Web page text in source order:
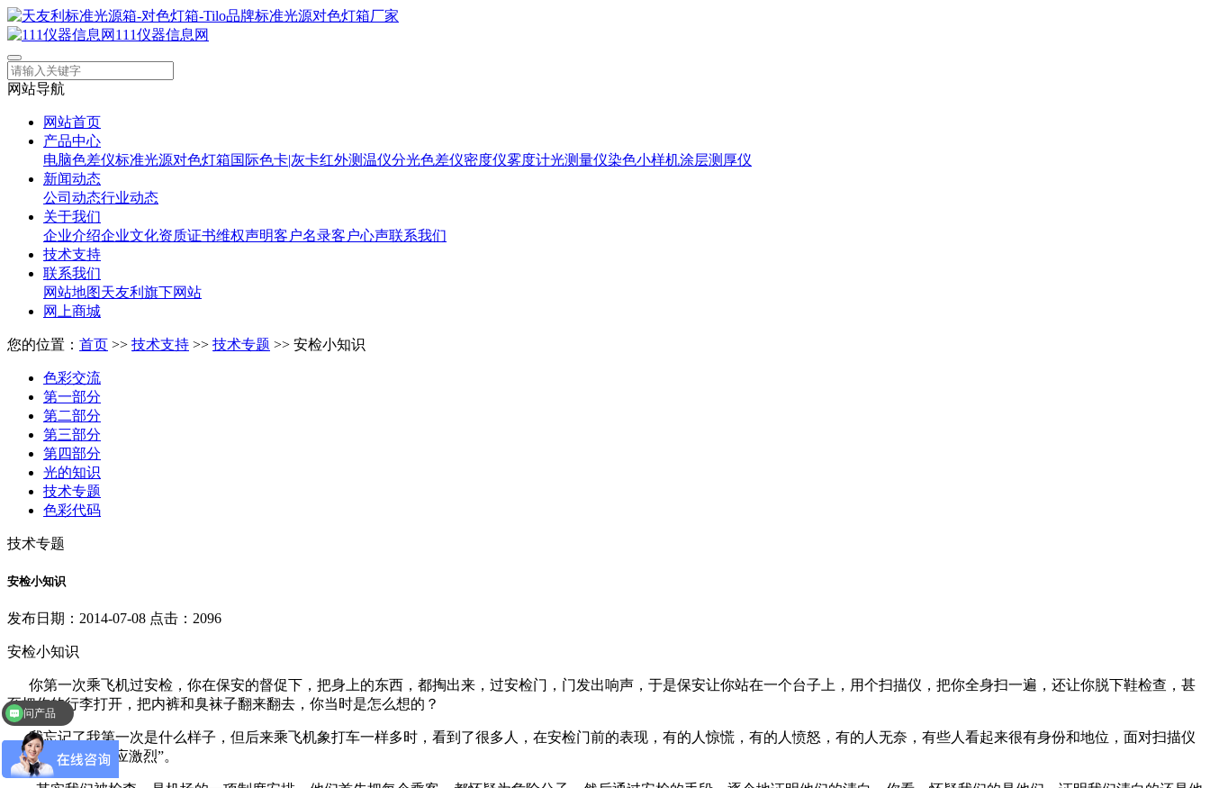
111仪器信息网
网站导航
网站首页
产品中心
电脑色差仪标准光源对色灯箱国际色卡|灰卡红外测温仪分光色差仪密度仪雾度计光测量仪染色小样机涂层测厚仪
新闻动态
公司动态行业动态
关于我们
企业介绍企业文化资质证书维权声明客户名录客户心声联系我们
技术支持
联系我们
网站地图天友利旗下网站
网上商城
您的位置： 首页 >> 技术支持 >> 技术专题 >> 安检小知识
色彩交流
第一部分
第二部分
第三部分
第四部分
光的知识
技术专题
色彩代码
技术专题
安检小知识
发布日期：2014-07-08 点击：2096
安检小知识
你第一次乘飞机过安检，你在保安的督促下，把身上的东西，都掏出来，过安检门，门发出响声，于是保安让你站在一个台子上，用个扫描仪，把你全身扫一遍，还让你脱下鞋检查，甚
至把你的行李打开，把内裤和臭袜子翻来翻去，你当时是怎么想的？
我忘记了我第一次是什么样子，但后来乘飞机象打车一样多时，看到了很多人，在安检门前的表现，有的人惊慌，有的人愤怒，有的人无奈，有些人看起来很有身份和地位，面对扫描仪
的检查，还是“反应激烈”。
问产品